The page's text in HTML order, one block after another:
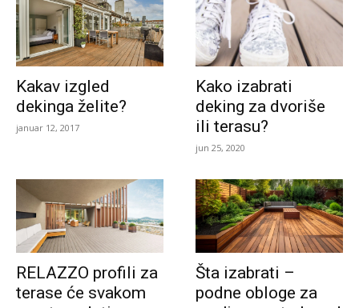
Kakav izgled
dekinga želite?
januar 12, 2017
Kako izabrati
deking za dvoriše
ili terasu?
jun 25, 2020
RELAZZO profili za
terase će svakom
Šta izabrati –
podne obloge za